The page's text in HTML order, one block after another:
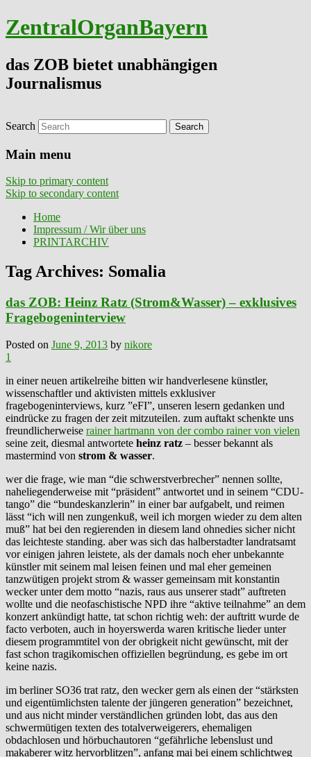
ZentralOrganBayern
das ZOB bietet unabhängigen
Journalismus
Search
Main menu
Skip to primary content
Skip to secondary content
Home
Impressum / Wir über uns
PRINTARCHIV
Tag Archives: Somalia
das ZOB: Heinz Ratz (Strom&Wasser) – exklusives
Fragebogeninterview
Posted on June 9, 2013 by nikore
1
in einer neuen artikelreihe bitten wir handverlesene künstler,
wissenschaftler und aktivisten mittels exklusiver
fragebogeninterviews, kurz ”eFI”, unseren lesern gedanken und
eindrücke zu fragen der zeit mitzuteilen. zum auftakt schenkte uns
freundlicherweise rainer hartmann von der combo rainer von vielen
seine zeit, diesmal antwortete heinz ratz – besser bekannt als
mastermind von strom & wasser.
wer die frage, wie man “die schwerstverbrecher” nennen sollte,
naheliegenderweise mit “präsident” antwortet und in seinem “CDU-
tango” die “bundeskanzlerin” in einer bar aufgabelt, und reimen
lässt “ich will nen zungenkuß, weil ich morgen wieder zu dem alten
muß” hat bei den regierenden in diesem land ohnedies sicher nicht
das leichteste standing. aber was sich das halberstadter landratsamt
vor einigen jahren leistete, als der damals noch eher unbekannte
künstler mit seinem mal leisen feinen und mal eher gemeinen
tanzwütigen projekt strom & wasser gemeinsam mit konstantin
wecker unter dem motto “nazis, raus aus unserer stadt” auftreten
wollte und die neofaschistische NPD ihre “aktive teilnahme” an dem
konzert ankündigt hatte, tat schon richtig weh: der auftritt wurde de
facto verboten, auch in hoyerswerda waren kritische lieder unter
diesem programmtitel von der obrigkeit nicht gewünscht, mit der
fast schon tragikomischen offiziellen begründung, es gebe im ort
keine nazis.
im berliner SO36 trat ratz, den wecker gern als einen der “stärksten
und eigentümlichsten talente der jüngeren generation” bezeichnet,
und aus nicht minder verständlichen gründen lobt, das aus den
schwermütigen texten des totalverweigerers, ehemaligen
obdachlosen und hörbuchautoren “gefährliche lebenslust und
makaberer witz hervorblitzen”, anfang mai bei einem schlichtweg